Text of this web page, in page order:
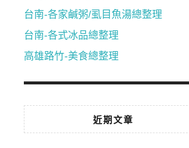
台南-各家鹹粥/虱目魚湯總整理
台南-各式冰品總整理
高雄路竹-美食總整理
近期文章